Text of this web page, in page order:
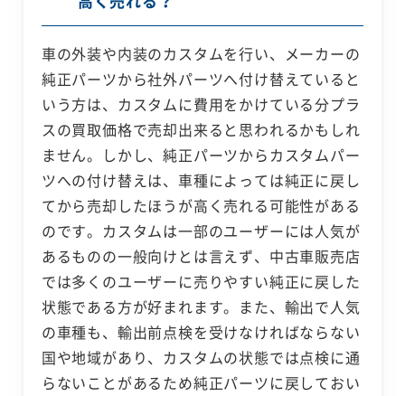
車の外装や内装のカスタムを行い、メーカーの
純正パーツから社外パーツへ付け替えていると
いう方は、カスタムに費用をかけている分プラ
スの買取価格で売却出来ると思われるかもしれ
ません。しかし、純正パーツからカスタムパー
ツへの付け替えは、車種によっては純正に戻し
てから売却したほうが高く売れる可能性がある
のです。カスタムは一部のユーザーには人気が
あるものの一般向けとは言えず、中古車販売店
では多くのユーザーに売りやすい純正に戻した
状態である方が好まれます。また、輸出で人気
の車種も、輸出前点検を受けなければならない
国や地域があり、カスタムの状態では点検に通
らないことがあるため純正パーツに戻しておい